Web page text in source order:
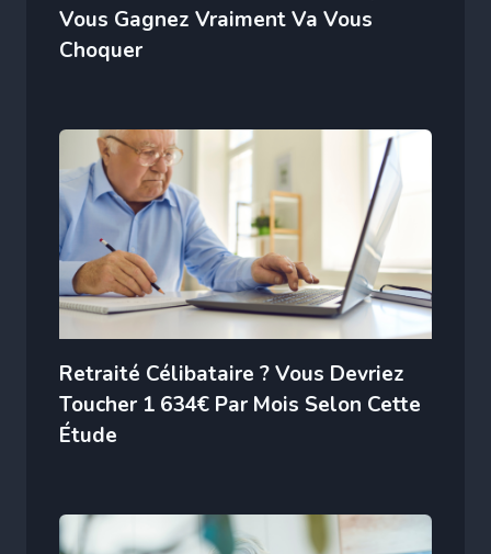
Vous Gagnez Vraiment Va Vous
Choquer
Retraité Célibataire ? Vous Devriez
Toucher 1 634€ Par Mois Selon Cette
Étude